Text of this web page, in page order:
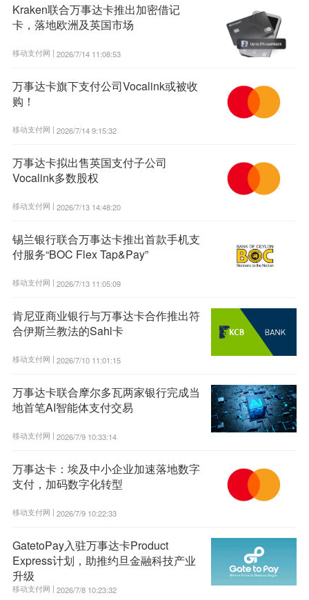
Kraken联合万事达卡推出加密借记
卡，落地欧洲及英国市场
移动支付网 | 2026/7/14 11:08:53
万事达卡旗下支付公司Vocalink或被收
购！
移动支付网 | 2026/7/14 9:15:32
万事达卡拟出售英国支付子公司
Vocalink多数股权
移动支付网 | 2026/7/13 14:48:20
锡兰银行联合万事达卡推出首款手机支
付服务“BOC Flex Tap&Pay”
移动支付网 | 2026/7/13 11:05:09
肯尼亚商业银行与万事达卡合作推出符
合伊斯兰教法的Sahl卡
移动支付网 | 2026/7/10 11:01:15
万事达卡联合摩尔多瓦两家银行完成当
地首笔AI智能体支付交易
移动支付网 | 2026/7/9 10:33:14
万事达卡：埃及中小企业加速落地数字
支付，加码数字化转型
移动支付网 | 2026/7/9 10:22:33
GatetoPay入驻万事达卡Product
Express计划，助推约旦金融科技产业
升级
移动支付网 | 2026/7/8 10:23:32